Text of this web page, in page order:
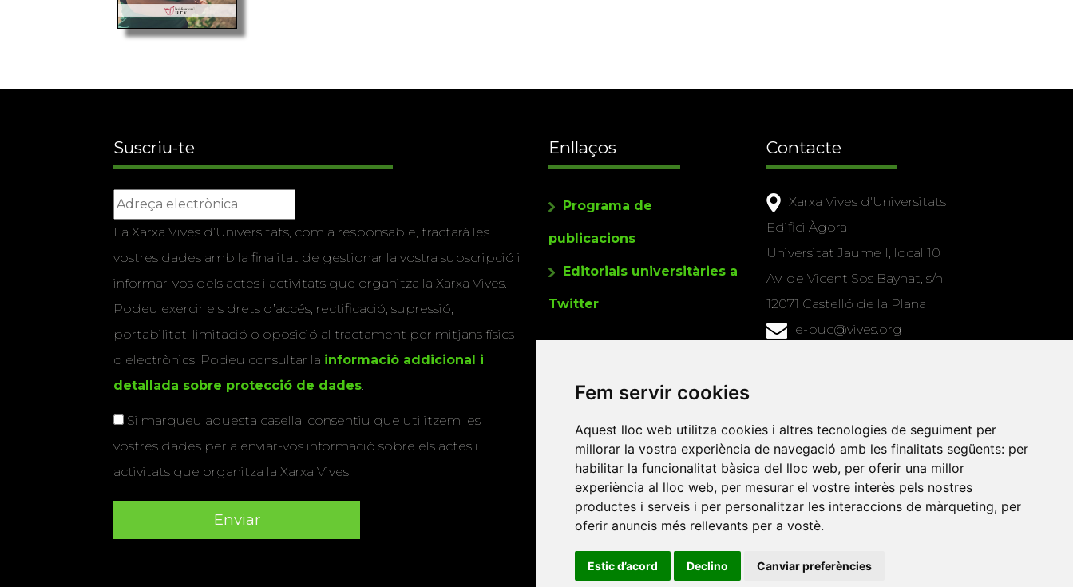
Fem servir cookies
Aquest lloc web utilitza cookies i altres tecnologies de seguiment per
millorar la vostra experiència de navegació amb les finalitats següents: per
habilitar la funcionalitat bàsica del lloc web, per oferir una millor
experiència al lloc web, per mesurar el vostre interès pels nostres
productes i serveis i per personalitzar les interaccions de màrqueting, per
oferir anuncis més rellevants per a vostè.
Estic d’acord Declino Canviar preferències
Suscriu-te
La Xarxa Vives d’Universitats, com a responsable, tractarà les
vostres dades amb la finalitat de gestionar la vostra subscripció i
informar-vos dels actes i activitats que organitza la Xarxa Vives.
Podeu exercir els drets d’accés, rectificació, supressió,
portabilitat, limitació o oposició al tractament per mitjans físics
o electrònics. Podeu consultar la informació addicional i
detallada sobre protecció de dades.
Si marqueu aquesta casella, consentiu que utilitzem les
vostres dades per a enviar-vos informació sobre els actes i
activitats que organitza la Xarxa Vives.
Enllaços
Programa de
publicacions
Editorials universitàries a
Twitter
Contacte
Xarxa Vives d'Universitats
Edifici Àgora
Universitat Jaume I, local 10
Av. de Vicent Sos Baynat, s/n
12071 Castelló de la Plana
e-buc@vives.org